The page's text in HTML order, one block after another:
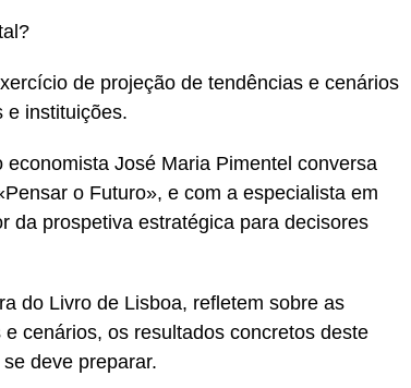
de projeção de tendências e cenários
e instituições.
José Maria Pimentel conversa
o Futuro», e com a especialista em
da prospetiva estratégica para decisores
do Livro de Lisboa, refletem sobre as
cenários, os resultados concretos deste
deve preparar.